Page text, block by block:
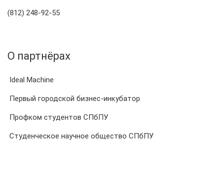
(812) 248-92-55
О партнёрах
Ideal Machine
Первый городской бизнес-инкубатор
Профком студентов СПбПУ
Студенческое научное общество СПбПУ